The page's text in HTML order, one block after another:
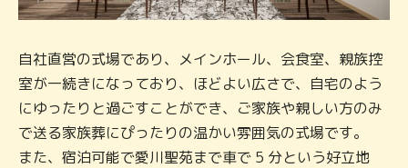
自社直営の式場であり、メインホール、会食室、親族控
室が一続きになっており、ほどよい広さで、自宅のよう
にゆったりと過ごすことができ、ご家族や親しい方のみ
で送る家族葬にぴったりの温かい雰囲気の式場です。
また、宿泊可能で愛川聖苑まで車で 5 分という好立地